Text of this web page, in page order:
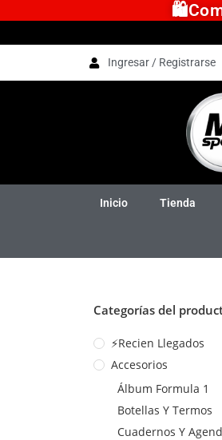
Ingresar / Registrarse
Inicio Tienda
Categorías del
⚡Recien Llegados
Accesorios
Álbum Formula 1
Botellas Y Termos
Cuadernos Y